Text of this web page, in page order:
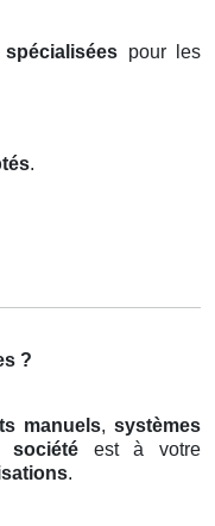
pour les
.
?
manuels, systèmes
sociétéest à votre
.